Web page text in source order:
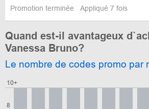
Promotion terminée Appliqué 7 fois
Quand est-il avantageux
Vanessa Bruno?
Le nombre de codes promo par
8
10+